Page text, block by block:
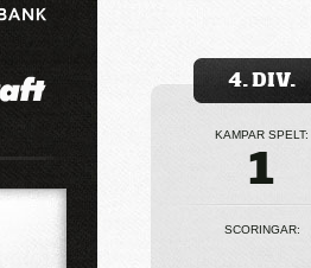
4. DIV.
KAMPAR SPELT:
1
SCORINGAR: